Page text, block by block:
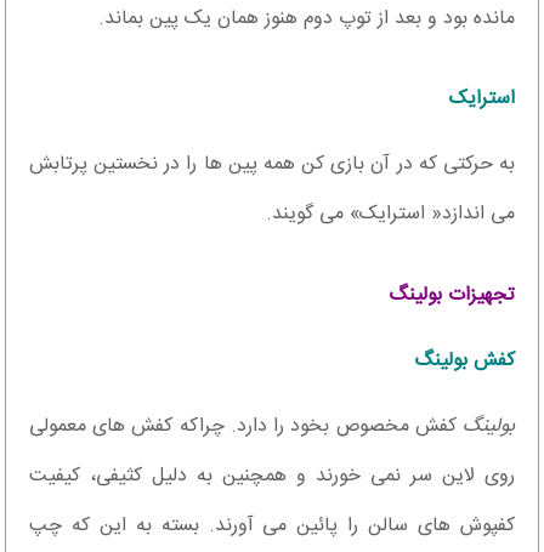
مانده بود و بعد از توپ دوم هنوز همان یک پین بماند.
استرایک
به حرکتی که در آن بازی کن همه پین ها را در نخستین پرتابش
می اندازد« استرایک» می گویند.
تجهیزات بولینگ
کفش بولینگ
بولینگکفش مخصوص بخود را دارد. چراکه کفش های معمولی
روی لاین سر نمی خورند و همچنين به دلیل کثیفی، کیفیت
کفپوش های سالن را پائین می آورند. بسته به این که چپ